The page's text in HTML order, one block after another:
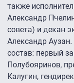
также
Александр
совета) и декан
Александр
состав: первый
Полубояринов,
Калугин,